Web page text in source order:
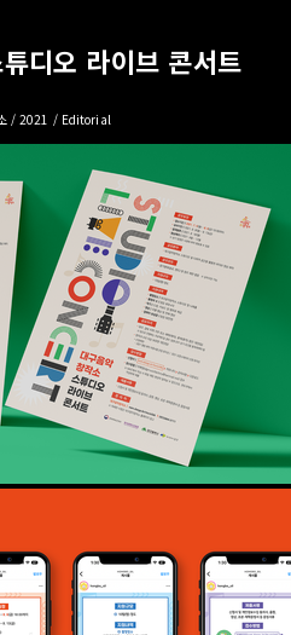
디오 라이브 콘서트
소 / 2021 / Editorial